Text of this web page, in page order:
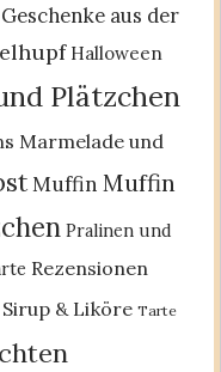
Geschenke aus der
Halloween
Plätzchen
Marmelade und
Muffin Muffin
Pralinen und
Rezensionen
Sirup & Liköre Tarte